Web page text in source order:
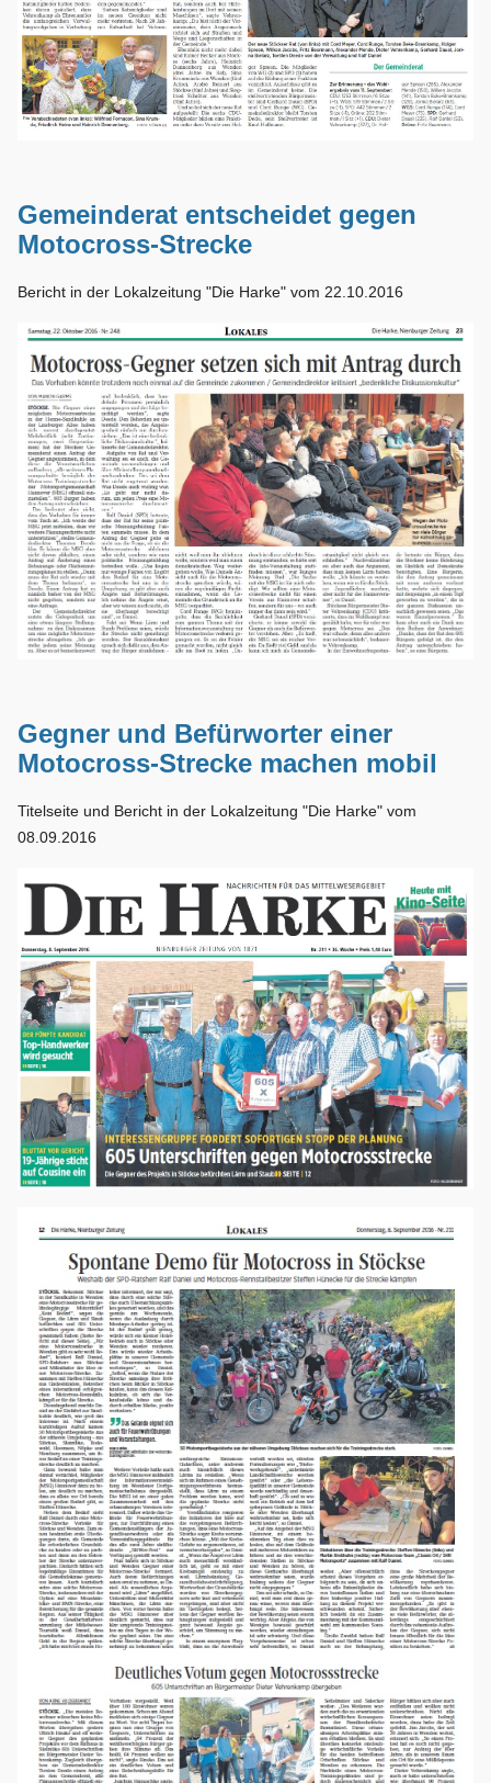
Gemeinderat entscheidet gegen
Motocross-Strecke
Bericht in der Lokalzeitung "Die Harke" vom 22.10.2016
Gegner und Befürworter einer
Motocross-Strecke machen mobil
Titelseite und Bericht in der Lokalzeitung "Die Harke" vom
08.09.2016